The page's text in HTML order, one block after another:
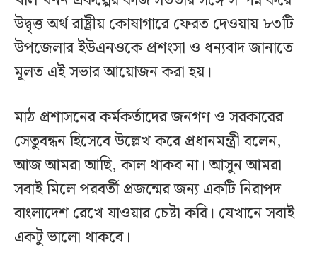
উদ্বৃত্ত অর্থ রাষ্ট্রীয় কোষাগারে ফেরত দেওয়ায় ৮৩টি
উপজেলার ইউএনওকে প্রশংসা ও ধন্যবাদ জানাতে
মূলত এই সভার আয়োজন করা হয়।
মাঠ প্রশাসনের কর্মকর্তাদের জনগণ ও সরকারের
সেতুবন্ধন হিসেবে উল্লেখ করে প্রধানমন্ত্রী বলেন,
আজ আমরা আছি, কাল থাকব না। আসুন আমরা
সবাই মিলে পরবর্তী প্রজন্মের জন্য একটি নিরাপদ
বাংলাদেশ রেখে যাওয়ার চেষ্টা করি। যেখানে সবাই
একটু ভালো থাকবে।